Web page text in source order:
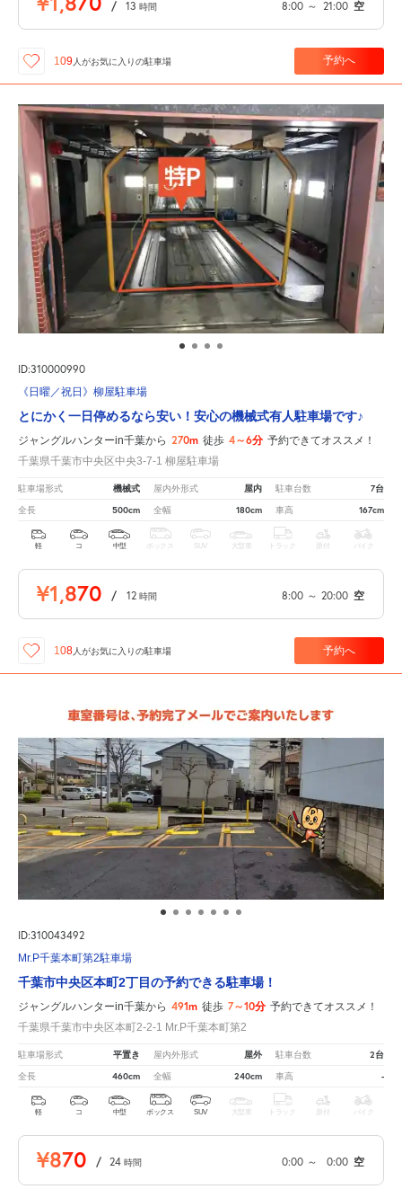
/ 13 時間 8:00 ～ 21:00 空
109 人がお気に入りの駐車場 予約へ
ID:310000990
《日曜／祝日》柳屋駐車場
とにかく一日停めるなら安い！安心の機械式有人駐車場です♪
ジャングルハンターin千葉から 270m 徒歩 4～6分 予約できてオススメ！
千葉県千葉市中央区中央3-7-1 柳屋駐車場
駐車場形式 機械式 屋内外形式 屋内 駐車台数 7台
全長 500cm 全幅 180cm 車高 167cm
軽 コ 中型 ボックス SUV 大型車 トラック 原付 バイク
¥1,870 / 12 時間 8:00 ～ 20:00 空
108 人がお気に入りの駐車場 予約へ
ID:310043492
Mr.P千葉本町第2駐車場
千葉市中央区本町2丁目の予約できる駐車場！
ジャングルハンターin千葉から 491m 徒歩 7～10分 予約できてオススメ！
千葉県千葉市中央区本町2-2-1 Mr.P千葉本町第2
駐車場形式 平置き 屋内外形式 屋外 駐車台数 2台
全長 460cm 全幅 240cm 車高 -
軽 コ 中型 ボックス SUV 大型車 トラック 原付 バイク
¥870 / 24 時間 0:00 ～ 0:00 空